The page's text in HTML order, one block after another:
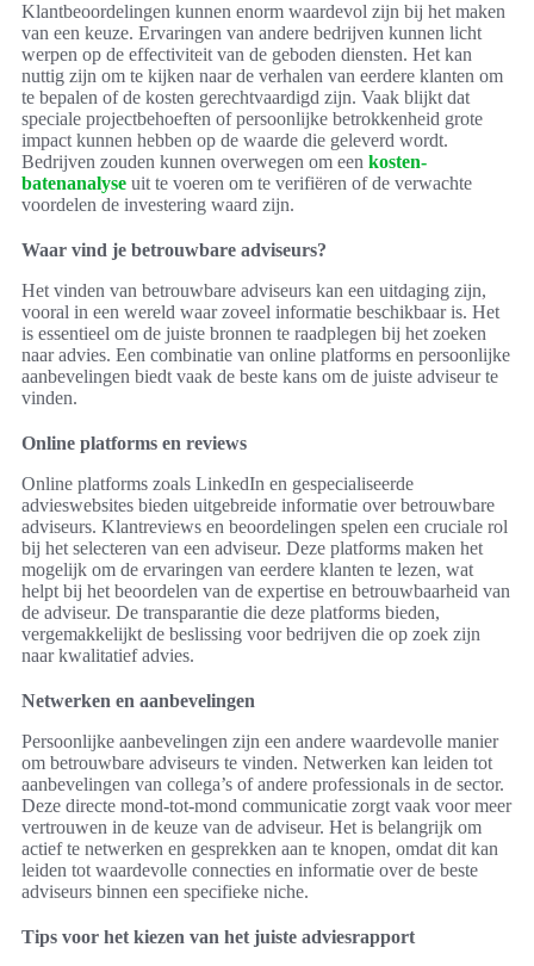
Klantbeoordelingen kunnen enorm waardevol zijn bij het maken
van een keuze. Ervaringen van andere bedrijven kunnen licht
werpen op de effectiviteit van de geboden diensten. Het kan
nuttig zijn om te kijken naar de verhalen van eerdere klanten om
te bepalen of de kosten gerechtvaardigd zijn. Vaak blijkt dat
speciale projectbehoeften of persoonlijke betrokkenheid grote
impact kunnen hebben op de waarde die geleverd wordt.
Bedrijven zouden kunnen overwegen om een kosten-
batenanalyse uit te voeren om te verifiëren of de verwachte
voordelen de investering waard zijn.
Waar vind je betrouwbare adviseurs?
Het vinden van betrouwbare adviseurs kan een uitdaging zijn,
vooral in een wereld waar zoveel informatie beschikbaar is. Het
is essentieel om de juiste bronnen te raadplegen bij het zoeken
naar advies. Een combinatie van online platforms en persoonlijke
aanbevelingen biedt vaak de beste kans om de juiste adviseur te
vinden.
Online platforms en reviews
Online platforms zoals LinkedIn en gespecialiseerde
advieswebsites bieden uitgebreide informatie over betrouwbare
adviseurs. Klantreviews en beoordelingen spelen een cruciale rol
bij het selecteren van een adviseur. Deze platforms maken het
mogelijk om de ervaringen van eerdere klanten te lezen, wat
helpt bij het beoordelen van de expertise en betrouwbaarheid van
de adviseur. De transparantie die deze platforms bieden,
vergemakkelijkt de beslissing voor bedrijven die op zoek zijn
naar kwalitatief advies.
Netwerken en aanbevelingen
Persoonlijke aanbevelingen zijn een andere waardevolle manier
om betrouwbare adviseurs te vinden. Netwerken kan leiden tot
aanbevelingen van collega’s of andere professionals in de sector.
Deze directe mond-tot-mond communicatie zorgt vaak voor meer
vertrouwen in de keuze van de adviseur. Het is belangrijk om
actief te netwerken en gesprekken aan te knopen, omdat dit kan
leiden tot waardevolle connecties en informatie over de beste
adviseurs binnen een specifieke niche.
Tips voor het kiezen van het juiste adviesrapport